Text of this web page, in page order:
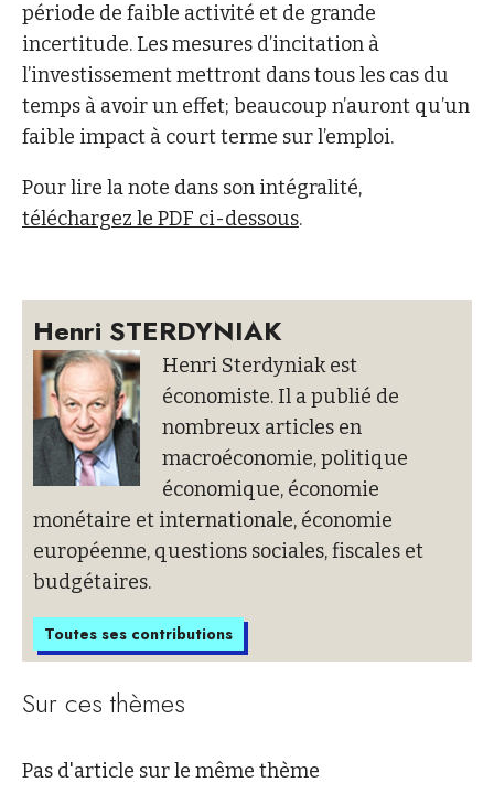
période de faible activité et de grande
incertitude. Les mesures d’incitation à
l’investissement mettront dans tous les cas du
temps à avoir un effet; beaucoup n’auront qu’un
faible impact à court terme sur l’emploi.
Pour lire la note dans son intégralité,
téléchargez le PDF ci-dessous.
Henri STERDYNIAK
Henri Sterdyniak est
économiste. Il a publié de
nombreux articles en
macroéconomie, politique
économique, économie
monétaire et internationale, économie
européenne, questions sociales, fiscales et
budgétaires.
Toutes ses contributions
Sur ces thèmes
Pas d'article sur le même thème